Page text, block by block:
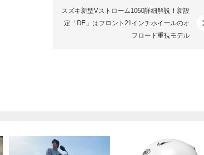
スズキ新型Vストローム1050詳細解説！新設
定「DE」はフロント21インチホイールのオ
フロード重視モデル